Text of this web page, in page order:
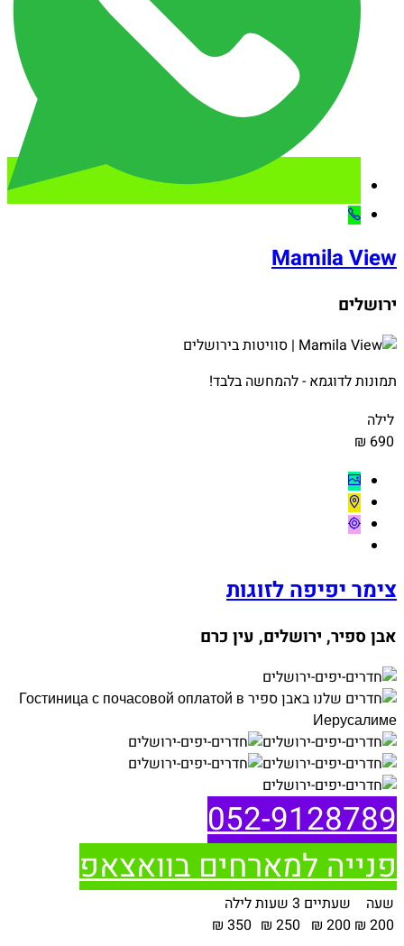
Mamila View
ירושלים
תמונות לדוגמא - להמחשה בלבד!
לילה
690 ₪
צימר יפיפה לזוגות
אבן ספיר, ירושלים, עין כרם
052-9128789
פנייה למארחים בוואצאפ
שעה
200 ₪
שעתיים
200 ₪
3 שעות
250 ₪
לילה
350 ₪